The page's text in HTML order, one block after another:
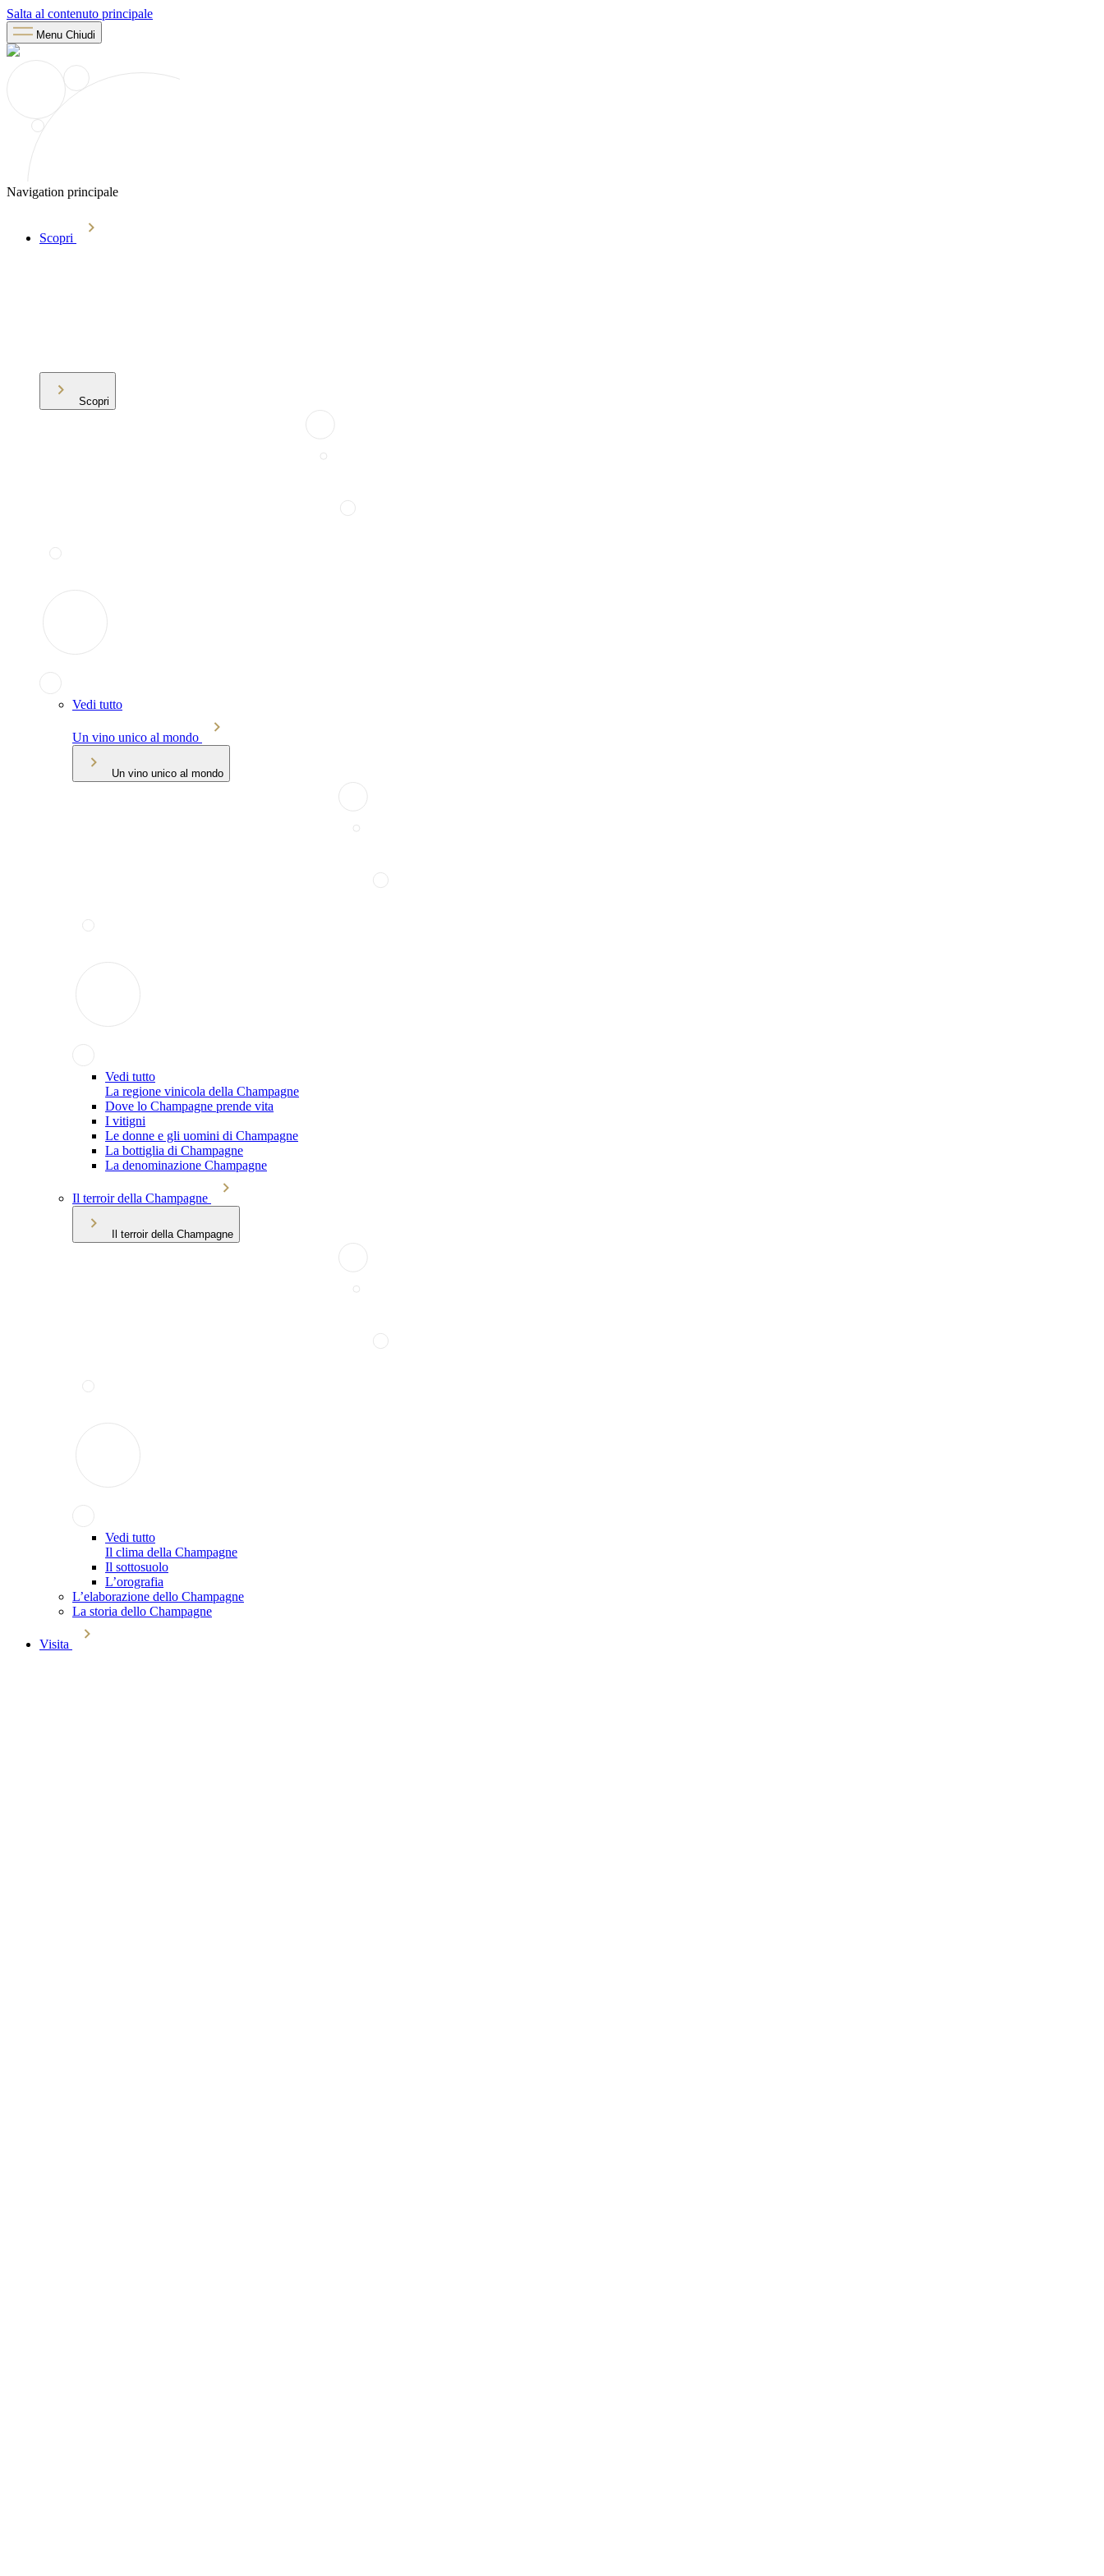
Salta al contenuto principale
Menu Chiudi
Navigation principale
Scopri
Scopri
Vedi tutto
Un vino unico al mondo
Un vino unico al mondo
Vedi tutto
La regione vinicola della Champagne
Dove lo Champagne prende vita
I vitigni
Le donne e gli uomini di Champagne
La bottiglia di Champagne
La denominazione Champagne
Il terroir della Champagne
Il terroir della Champagne
Vedi tutto
Il clima della Champagne
Il sottosuolo
L’orografia
L’elaborazione dello Champagne
La storia dello Champagne
Visita